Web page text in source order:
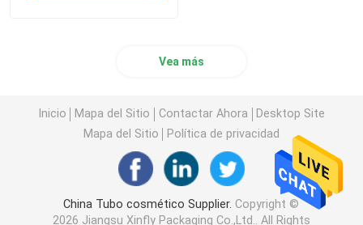
Vea más
Inicio Mapa del Sitio Contactar Ahora
Desktop Site
Mapa del Sitio
Política de privacidad
China Tubo cosmético Supplier. Copyright ©
2026 Jiangsu Xinfly Packaging Co.,Ltd.. All Rights